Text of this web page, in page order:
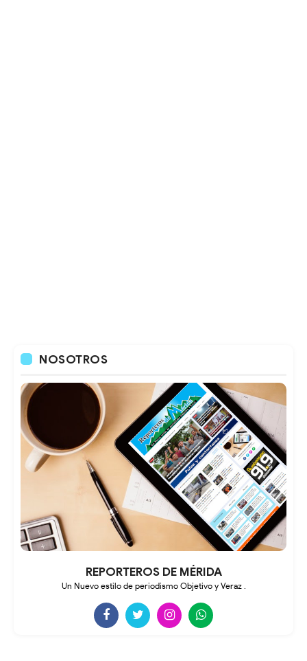
NOSOTROS
REPORTEROS DE MÉRIDA
Un Nuevo estilo de periodismo Objetivo y Veraz .